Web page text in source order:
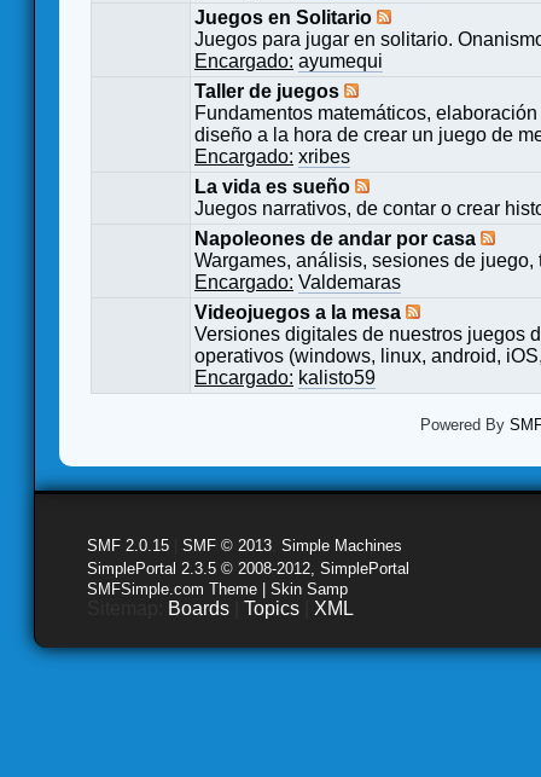
Juegos en Solitario
Juegos para jugar en solitario.
Encargado: ayumequi
Taller de juegos
Fundamentos matemáticos,
diseño a la hora de crear un juego de
Encargado: xribes
La vida es sueño
Juegos narrativos, de contar o crear
Napoleones de andar por casa
Wargames, análisis, sesiones de
Encargado: Valdemaras
Videojuegos a la mesa
Versiones digitales de nuestros juegos
operativos (windows, linux, android,
Encargado: kalisto59
Powered By
SMF 2.0.15 SMF © 2013 Simple Machines
SimplePortal 2.3.5 © 2008-2012, SimplePortal
SMFSimple.com Theme | Skin Samp
Boards Topics XML